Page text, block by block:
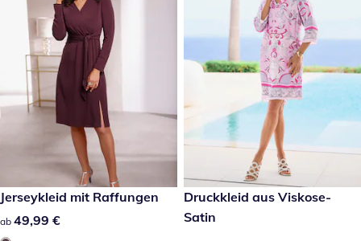
49,99 €
Jerseykleid mit Raffungen
49,99 €
ab 49,99 €
89,99 €
Druckkleid aus Viskose-
Satin